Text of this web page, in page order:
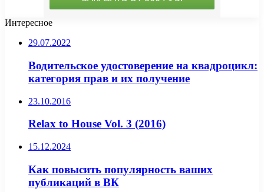
Интересное
29.07.2022
Водительское удостоверение на квадроцикл:
категория прав и их получение
23.10.2016
Relax to House Vol. 3 (2016)
15.12.2024
Как повысить популярность ваших
публикаций в ВК